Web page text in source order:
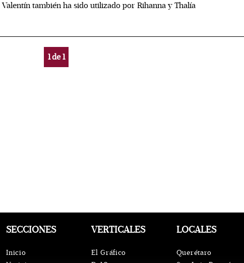
Valentín también ha sido utilizado por Rihanna y Thalía
1de1
SECCIONES
Inicio
VERTICALES
El Gráfico
LOCALES
Querétaro